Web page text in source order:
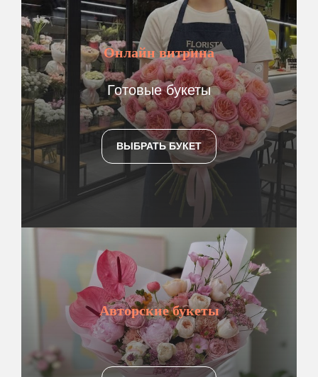
Онлайн витрина
Готовые букеты
ВЫБРАТЬ БУКЕТ
Авторские букеты